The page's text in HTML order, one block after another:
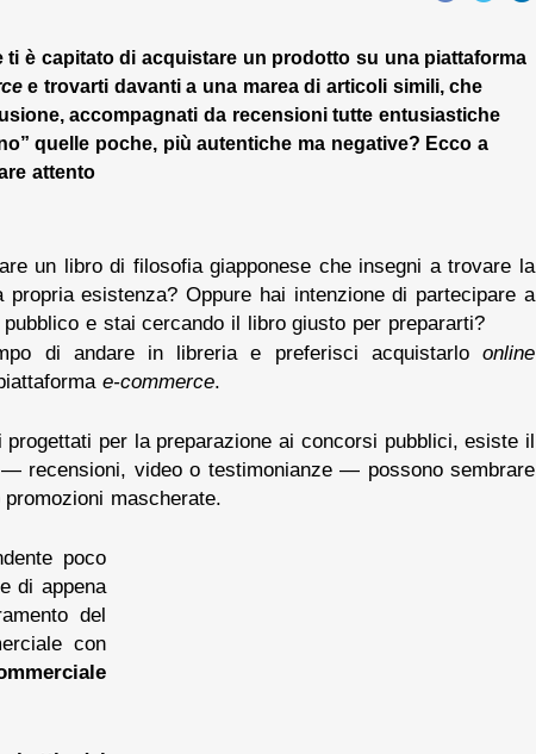
ti è capitato di acquistare un prodotto su una piattaforma
e trovarti davanti a una marea di articoli simili, che
accompagnati da recensioni tutte entusiastiche
quelle poche, più autentiche ma negative? Ecco a
attento
un libro di filosofia giapponese che insegni a trovare la
propria esistenza? Oppure hai intenzione di partecipare a
e stai cercando il libro giusto per prepararti?
di andare in libreria e preferisci acquistarlo online
e-commerce.
per la preparazione ai concorsi pubblici, esiste il
— recensioni, video o testimonianze — possono sembrare
mascherate.
poco
di appena
del
con